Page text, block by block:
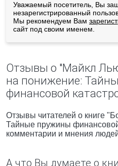
Уважаемый посетитель, Вы
незарегистрированный
Мы рекомендуем Вам
сайт под своим именем.
Отзывы о "Майкл
на понижение:
финансовой
Отзывы читателей о книге
Тайные пружины
комментарии и мнения
А что Вы думаете о